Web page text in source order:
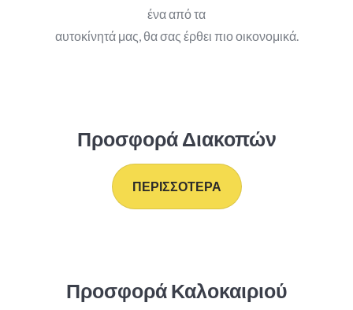
ένα από τα
αυτοκίνητά μας, θα σας έρθει πιο οικονομικά.
Προσφορά Διακοπών
ΠΕΡΙΣΣΟΤΕΡΑ
Προσφορά Καλοκαιριού